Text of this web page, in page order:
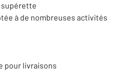
supérette
à de nombreuses activités
pour livraisons